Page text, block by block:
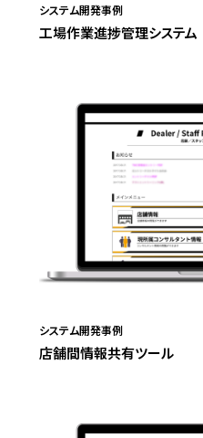
システム開発事例
工場作業進捗管理システム
システム開発事例
店舗間情報共有ツール